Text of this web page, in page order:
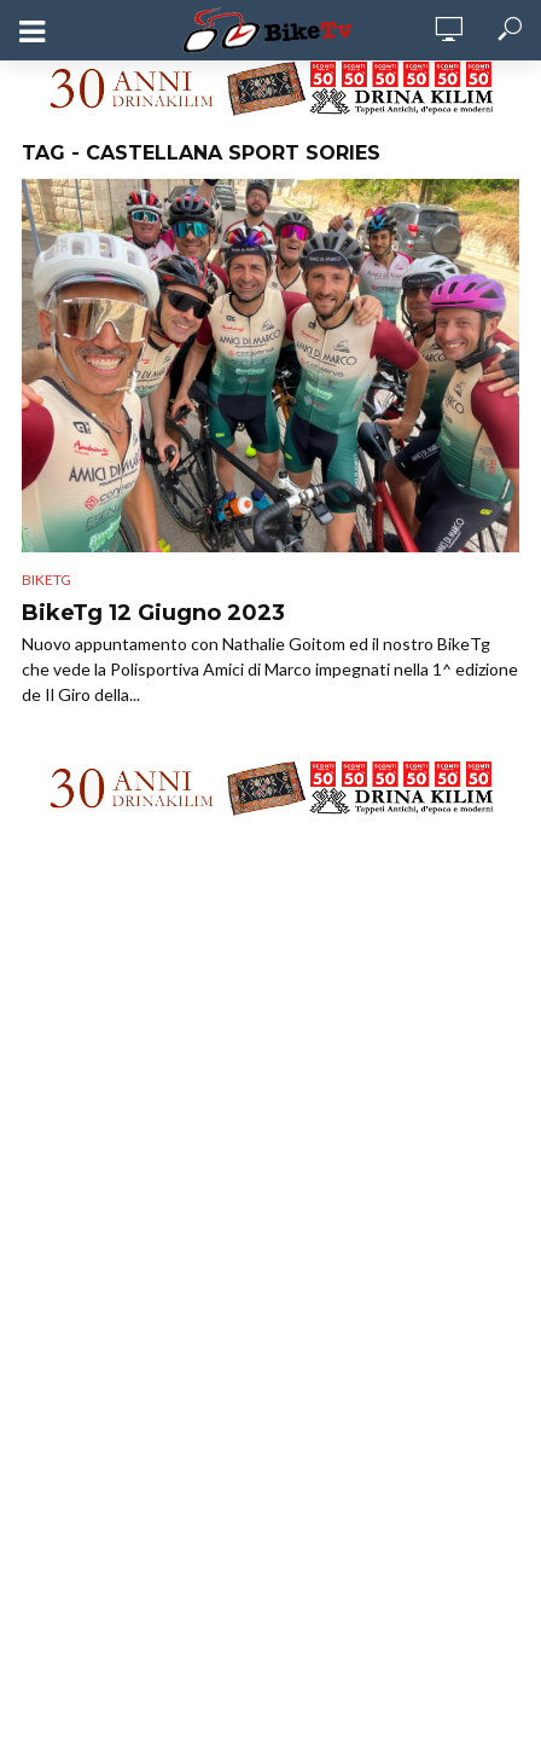
TAG - CASTELLANA SPORT SORIES
BIKETG
BikeTg 12 Giugno 2023
Nuovo appuntamento con Nathalie Goitom ed il nostro BikeTg
che vede la Polisportiva Amici di Marco impegnati nella 1^ edizione
de Il Giro della...